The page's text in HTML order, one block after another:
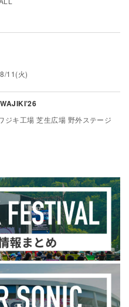
11(火)
ジキ工場 芝生広場 野外ステージ